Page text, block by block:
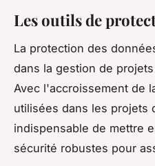
Les outils de
La protection des
dans la gestion de
Avec l'accroissement de
utilisées dans les projets
indispensable de mettre
sécurité robustes pour